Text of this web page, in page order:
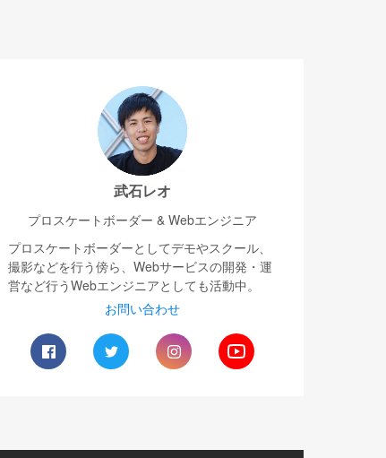
武石レオ
プロスケートボーダー & Webエンジニア
プロスケートボーダーとしてデモやスクール、
撮影などを行う傍ら、Webサービスの開発・運
営など行うWebエンジニアとしても活動中。
お問い合わせ